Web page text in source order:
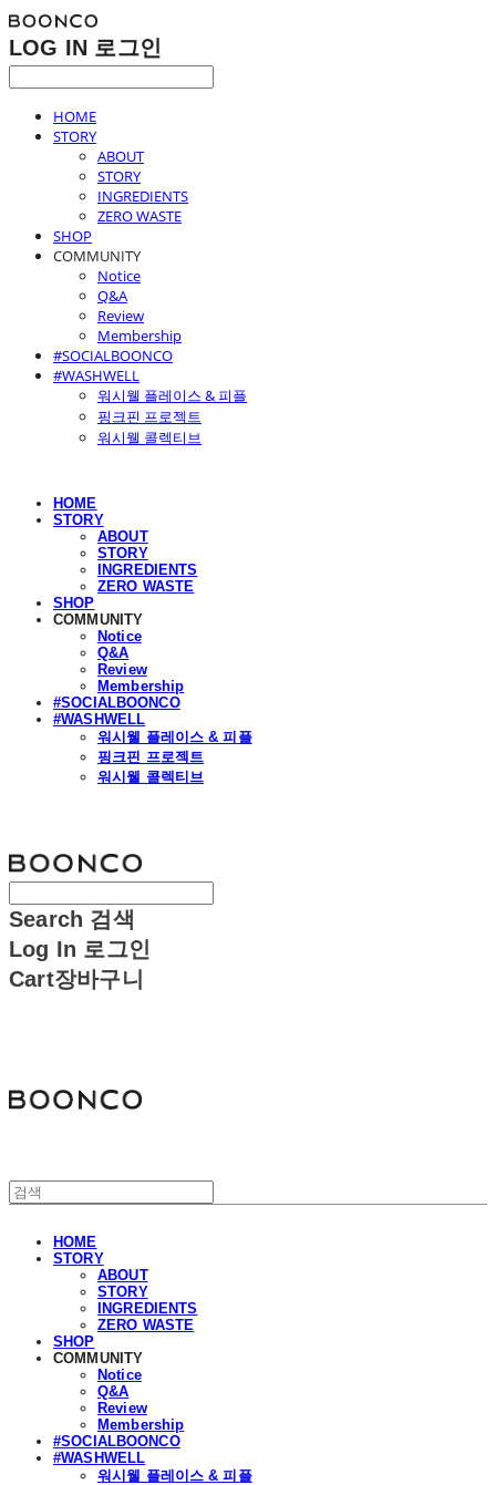
LOG IN 로그인
HOME
STORY
ABOUT
STORY
INGREDIENTS
ZERO WASTE
SHOP
COMMUNITY
Notice
Q&A
Review
Membership
#SOCIALBOONCO
#WASHWELL
워시웰 플레이스 & 피플
핑크핀 프로젝트
워시웰 콜렉티브
HOME
STORY
ABOUT
STORY
INGREDIENTS
ZERO WASTE
SHOP
COMMUNITY
Notice
Q&A
Review
Membership
#SOCIALBOONCO
#WASHWELL
워시웰 플레이스 & 피플
핑크핀 프로젝트
워시웰 콜렉티브
Search 검색
Log In 로그인
Cart장바구니
HOME
STORY
ABOUT
STORY
INGREDIENTS
ZERO WASTE
SHOP
COMMUNITY
Notice
Q&A
Review
Membership
#SOCIALBOONCO
#WASHWELL
워시웰 플레이스 & 피플